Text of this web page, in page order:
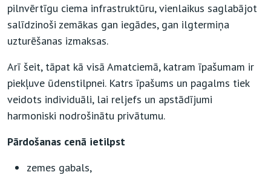
pilnvērtīgu ciema infrastruktūru, vienlaikus saglabājot
salīdzinoši zemākas gan iegādes, gan ilgtermiņa
uzturēšanas izmaksas.
Arī šeit, tāpat kā visā Amatciemā, katram īpašumam ir
piekļuve ūdenstilpnei. Katrs īpašums un pagalms tiek
veidots individuāli, lai reljefs un apstādījumi
harmoniski nodrošinātu privātumu.
Pārdošanas cenā ietilpst
zemes gabals,